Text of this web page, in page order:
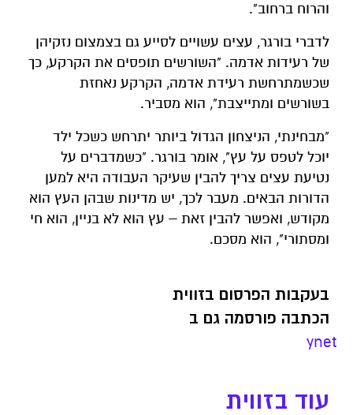
והרוח ברחוב".
לדברי בורגר, עצים עשויים לסייע גם בצמצום נזקיהן
של רעידות אדמה. "השורשים תופסים את הקרקע, כך
שכשמתרחשת רעידת אדמה, הקרקע נאחזת
בשורשים ומתייצבת", הוא מסביר.
"מבחינתי, הניצחון הגדול ביותר יתרחש כשכל ילד
יוכל לטפס על עץ", אומר בורגר. "כשמדברים על
נטיעת עצים צריך להבין שעיקר העבודה היא למען
הדורות הבאים. מעבר לכך, יש מדינות שבהן העץ הוא
מקודש, ואפשר להבין זאת – עץ הוא לא בניין, הוא חי
ומסתורי", הוא מסכם.
בעקבות הפרסום בזווית
הכתבה פורסמה גם ב
ynet
עוד בזווית